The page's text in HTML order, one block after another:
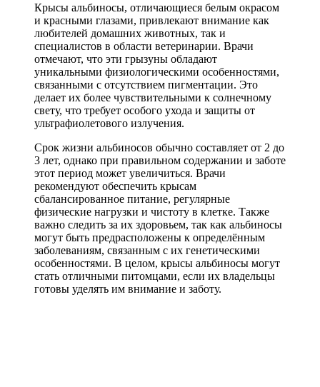
Крысы альбиносы, отличающиеся белым окрасом
и красными глазами, привлекают внимание как
любителей домашних животных, так и
специалистов в области ветеринарии. Врачи
отмечают, что эти грызуны обладают
уникальными физиологическими особенностями,
связанными с отсутствием пигментации. Это
делает их более чувствительными к солнечному
свету, что требует особого ухода и защиты от
ультрафиолетового излучения.
Срок жизни альбиносов обычно составляет от 2 до
3 лет, однако при правильном содержании и заботе
этот период может увеличиться. Врачи
рекомендуют обеспечить крысам
сбалансированное питание, регулярные
физические нагрузки и чистоту в клетке. Также
важно следить за их здоровьем, так как альбиносы
могут быть предрасположены к определённым
заболеваниям, связанным с их генетическими
особенностями. В целом, крысы альбиносы могут
стать отличными питомцами, если их владельцы
готовы уделять им внимание и заботу.